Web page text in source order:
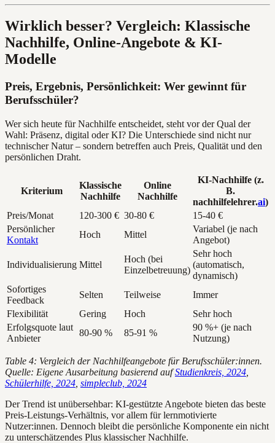
Wirklich besser? Vergleich: Klassische
Nachhilfe, Online-Angebote & KI-
Modelle
Preis, Ergebnis, Persönlichkeit: Wer gewinnt für
Berufsschüler?
Wer sich heute für Nachhilfe entscheidet, steht vor der Qual der
Wahl: Präsenz, digital oder KI? Die Unterschiede sind nicht nur
technischer Natur – sondern betreffen auch Preis, Qualität und den
persönlichen Draht.
Kriterium
Klassische
Nachhilfe
Online
Nachhilfe
KI-Nachhilfe (z.
B.
nachhilfelehrer.ai)
Preis/Monat
120-300 € 30-80 €
15-40 €
Persönlicher
Kontakt
Hoch Mittel
Variabel (je nach
Angebot)
Individualisierung Mittel
Hoch (bei
Einzelbetreuung)
Sehr hoch
(automatisch,
dynamisch)
Sofortiges
Feedback
Selten Teilweise
Immer
Flexibilität
Gering Hoch
Sehr hoch
Erfolgsquote laut
Anbieter
80-90 % 85-91 %
90 %+ (je nach
Nutzung)
Table 4: Vergleich der Nachhilfeangebote für Berufsschüler:innen.
Quelle: Eigene Ausarbeitung basierend aufStudienkreis, 2024
Schülerhilfe, 2024 simpleclub, 2024
Der Trend ist unübersehbar: KI-gestützte Angebote bieten das beste
Preis-Leistungs-Verhältnis, vor allem für lernmotivierte
Nutzer:innen. Dennoch bleibt die persönliche Komponente ein nicht
zu unterschätzendes Plus klassischer Nachhilfe.